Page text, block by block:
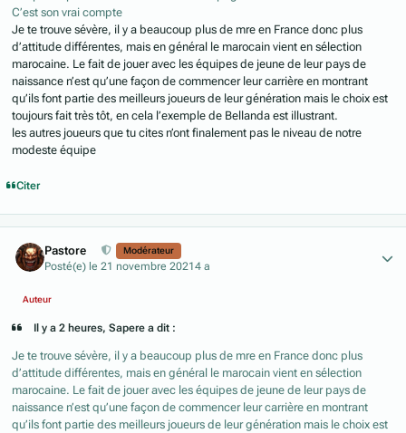
C’est son vrai compte
Je te trouve sévère, il y a beaucoup plus de mre en France donc plus
d’attitude différentes, mais en général le marocain vient en sélection
marocaine. Le fait de jouer avec les équipes de jeune de leur pays de
naissance n’est qu’une façon de commencer leur carrière en montrant
qu’ils font partie des meilleurs joueurs de leur génération mais le choix est
toujours fait très tôt, en cela l’exemple de Bellanda est illustrant.
les autres joueurs que tu cites n’ont finalement pas le niveau de notre
modeste équipe
Citer
Pastore Modérateur
Posté(e) le 21 novembre 20214 a
Auteur
Il y a 2 heures, Sapere a dit :
Je te trouve sévère, il y a beaucoup plus de mre en France donc plus
d’attitude différentes, mais en général le marocain vient en sélection
marocaine. Le fait de jouer avec les équipes de jeune de leur pays de
naissance n’est qu’une façon de commencer leur carrière en montrant
qu’ils font partie des meilleurs joueurs de leur génération mais le choix est